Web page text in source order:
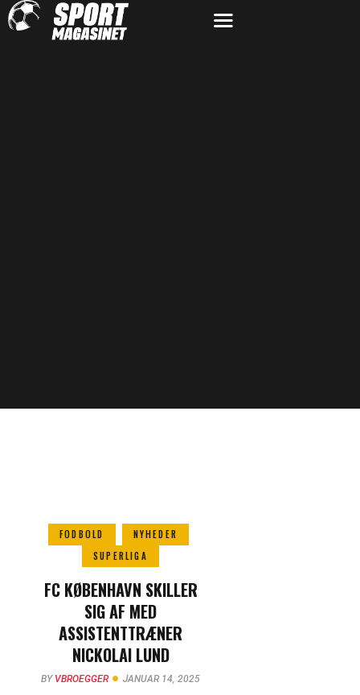
FODBOLD
NYHEDER
SUPERLIGA
FC KØBENHAVN SKILLER
SIG AF MED
ASSISTENTTRÆNER
NICKOLAI LUND
BY VBROEGGER JANUAR 14, 2025